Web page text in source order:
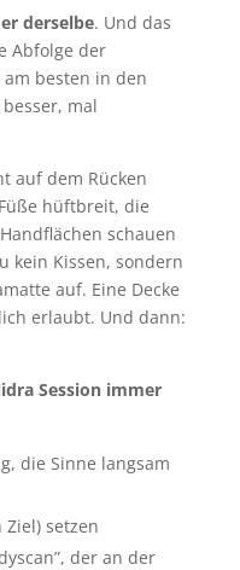
derselbe. Und das
Abfolge der
besten in den
mal
auf dem Rücken
hüftbreit, die
schauen
kein Kissen, sondern
auf. Eine Decke
erlaubt. Und dann:
Session immer
die Sinne langsam
setzen
der an der